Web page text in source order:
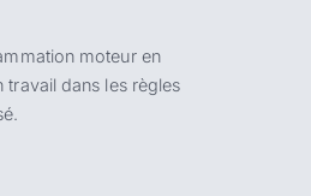
moteur en
travail dans les règles